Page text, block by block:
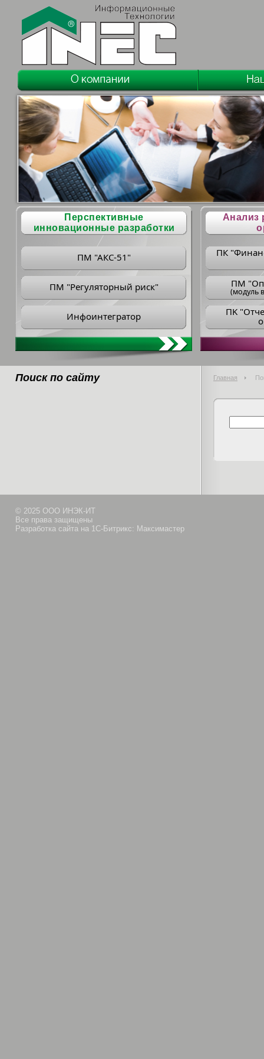
Перспективные
инновационные разработки
ПМ "АКС-51"
ПМ "Регуляторный риск"
Инфоинтегратор
Анализ
ПК
ПM
(модуль
ПK
Поиск по сайту Главная
© 2025 ООО ИНЭК-ИТ
Все права защищены
Разработка сайта на 1С-Битрикс: Максимастер